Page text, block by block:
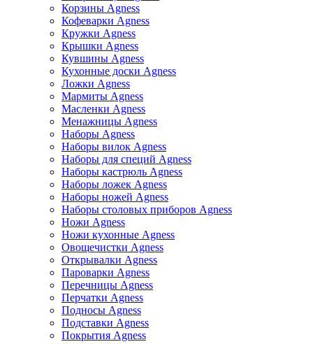
Корзины Agness
Кофеварки Agness
Кружки Agness
Крышки Agness
Кувшины Agness
Кухонные доски Agness
Ложки Agness
Мармиты Agness
Масленки Agness
Менажницы Agness
Наборы Agness
Наборы вилок Agness
Наборы для специй Agness
Наборы кастрюль Agness
Наборы ложек Agness
Наборы ножей Agness
Наборы столовых приборов Agness
Ножи Agness
Ножи кухонные Agness
Овощечистки Agness
Открывалки Agness
Пароварки Agness
Перечницы Agness
Перчатки Agness
Подносы Agness
Подставки Agness
Покрытия Agness